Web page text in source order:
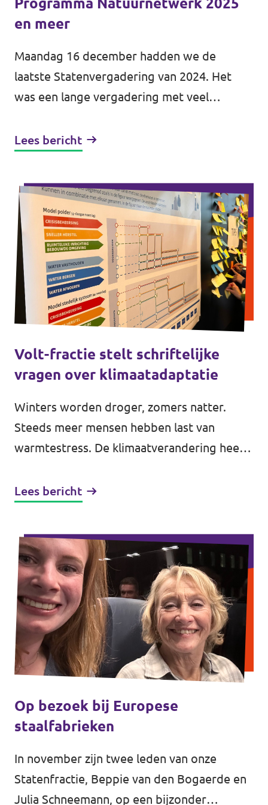
en meer
Maandag 16 december hadden we de
laatste Statenvergadering van 2024. Het
was een lange vergadering met veel
langste agendapunten waren de derde
Lees bericht
Volt-fractie stelt schriftelijke
vragen over klimaatadaptatie
Winters worden droger, zomers natter.
Steeds meer mensen hebben last van
warmtestress. De klimaatverandering heeft
dagelijks leven. Hoe we ons daarop
Lees bericht
Op bezoek bij Europese
staalfabrieken
In november zijn twee leden van onze
Statenfractie, Beppie van den Bogaerde en
Julia Schneemann, op een bijzonder